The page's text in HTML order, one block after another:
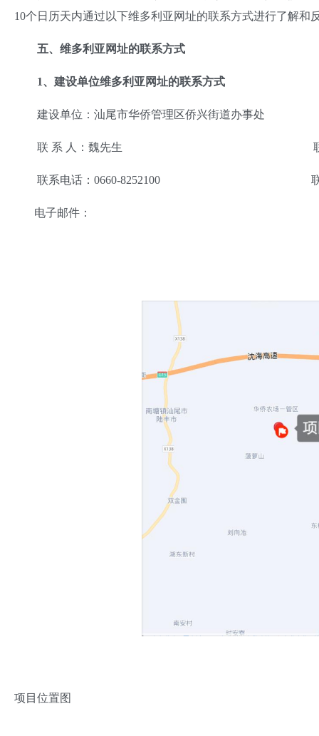
10个日历天内通过以下维多利亚网址的联系方式进行了解和
五、维多利亚网址的联系方式
1、 建设单位维多利亚网址的联
建设单位：汕尾市华侨管理区侨兴街道办事处 调
联 系 人：魏先生 联 系 人
联系电话：0660-8252100 联系电话
电子邮件：
项目位置图